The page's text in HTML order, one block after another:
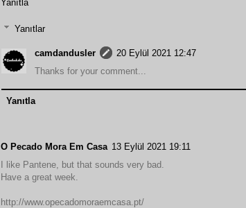
Yanıtla
Yanıtlar
camdandusler
20 Eylül 2021 12:47
Thanks for your comment...
Yanıtla
O Pecado Mora Em Casa 13 Eylül 2021 19:11
I like Pantene, but that sounds very bad.
Have a great week.
http://www.opecadomoraemcasa.pt/